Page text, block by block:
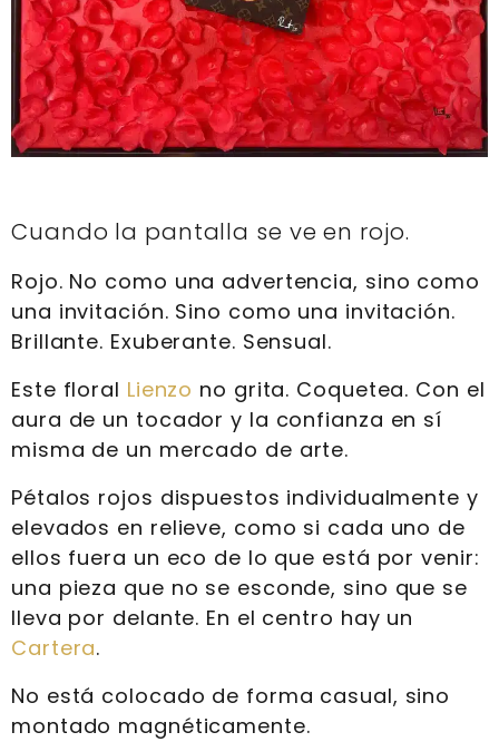
Cuando la pantalla se ve en rojo.
Rojo. No como una advertencia, sino como
una invitación. Sino como una invitación.
Brillante. Exuberante. Sensual.
Este floral Lienzo no grita. Coquetea. Con el
aura de un tocador y la confianza en sí
misma de un mercado de arte.
Pétalos rojos dispuestos individualmente y
elevados en relieve, como si cada uno de
ellos fuera un eco de lo que está por venir:
una pieza que no se esconde, sino que se
lleva por delante. En el centro hay un
Cartera.
No está colocado de forma casual, sino
montado magnéticamente.